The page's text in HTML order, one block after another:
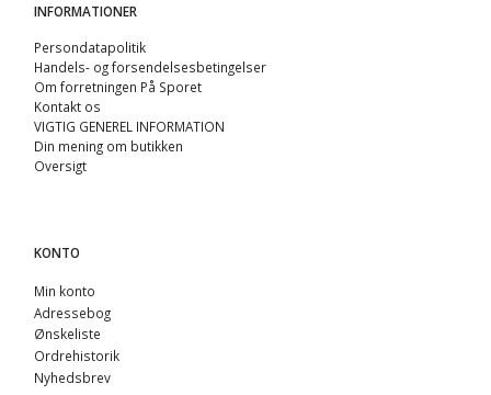
INFORMATIONER
Persondatapolitik
Handels- og forsendelsesbetingelser
Om forretningen På Sporet
Kontakt os
VIGTIG GENEREL INFORMATION
Din mening om butikken
Oversigt
KONTO
Min konto
Adressebog
Ønskeliste
Ordrehistorik
Nyhedsbrev